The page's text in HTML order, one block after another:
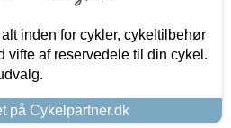
inden for cykler, cykeltilbehør
vifte af reservedele til din cykel.
på Cykelpartner.dk